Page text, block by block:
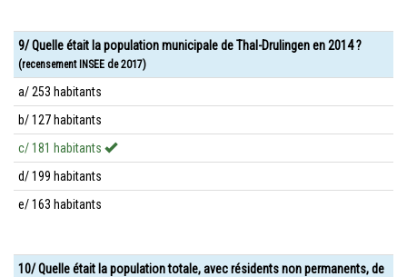
9/ Quelle était la population municipale de Thal-Drulingen en 2014 ?
(recensement INSEE de 2017)
a/ 253 habitants
b/ 127 habitants
c/ 181 habitants
d/ 199 habitants
e/ 163 habitants
10/ Quelle était la population totale, avec résidents non permanents, de